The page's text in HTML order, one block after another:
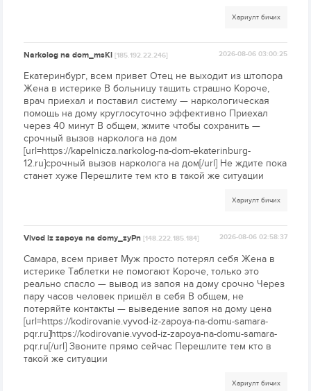
Хариулт бичих
Narkolog na dom_msKl[185.192.22.246] 2026-08-06 03:00:25
Екатеринбург, всем привет Отец не выходит из штопора
Жена в истерике В больницу тащить страшно Короче,
врач приехал и поставил систему — наркологическая
помощь на дому круглосуточно эффективно Приехал
через 40 минут В общем, жмите чтобы сохранить —
срочный вызов нарколога на дом
[url=https://kapelnicza.narkolog-na-dom-ekaterinburg-
12.ru]срочный вызов нарколога на дом[/url] Не ждите пока
станет хуже Перешлите тем кто в такой же ситуации
Хариулт бичих
Vivod iz zapoya na domy_zyPn[148.222.185.184] 2026-08-06 02:58:37
Самара, всем привет Муж просто потерял себя Жена в
истерике Таблетки не помогают Короче, только это
реально спасло — вывод из запоя на дому срочно Через
пару часов человек пришёл в себя В общем, не
потеряйте контакты — выведение запоя на дому цена
[url=https://kodirovanie.vyvod-iz-zapoya-na-domu-samara-
pqr.ru]https://kodirovanie.vyvod-iz-zapoya-na-domu-samara-
pqr.ru[/url] Звоните прямо сейчас Перешлите тем кто в
такой же ситуации
Хариулт бичих